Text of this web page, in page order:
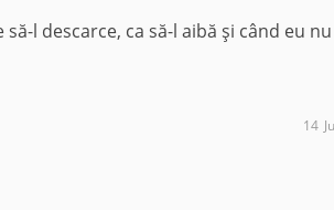
l descarce, ca să-l aibă şi când eu
14